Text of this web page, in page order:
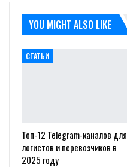
YOU MIGHT ALSO LIKE
СТАТЬИ
Топ-12 Telegram-каналов для
логистов и перевозчиков в
2025 году